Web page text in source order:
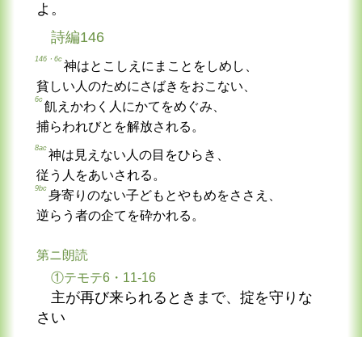
よ。
詩編146
146・6c
神はとこしえにまことをしめし、
貧しい人のためにさばきをおこない、
6c
飢えかわく人にかてをめぐみ、
捕らわれびとを解放される。
8ac
神は見えない人の目をひらき、
従う人をあいされる。
9bc
身寄りのない子どもとやもめをささえ、
逆らう者の企てを砕かれる。
第ニ朗読
①テモテ6・11-16
主が再び来られるときまで、掟を守りな
さい